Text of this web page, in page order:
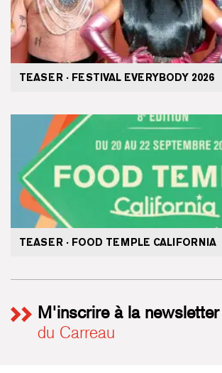
TEASER · FESTIVAL EVERYBODY 2026
TEASER · FOOD TEMPLE CALIFORNIA
M'inscrire à la newsletter
du Carreau